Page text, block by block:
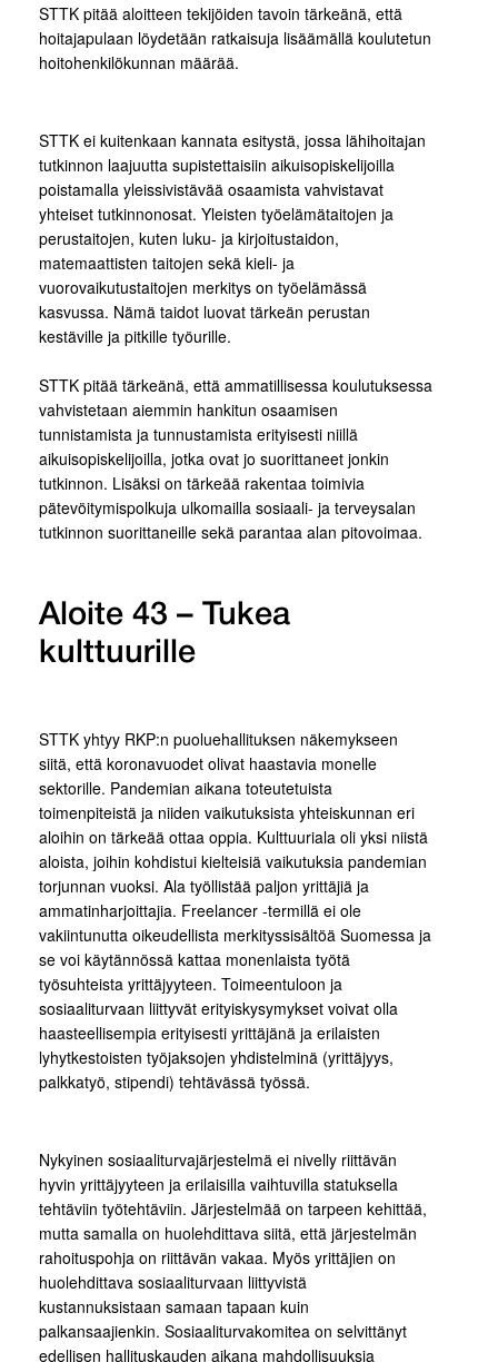
STTK pitää aloitteen tekijöiden tavoin tärkeänä, että
hoitajapulaan löydetään ratkaisuja lisäämällä koulutetun
hoitohenkilökunnan määrää.
STTK ei kuitenkaan kannata esitystä, jossa lähihoitajan
tutkinnon laajuutta supistettaisiin aikuisopiskelijoilla
poistamalla yleissivistävää osaamista vahvistavat
yhteiset tutkinnonosat. Yleisten työelämätaitojen ja
perustaitojen, kuten luku- ja kirjoitustaidon,
matemaattisten taitojen sekä kieli- ja
vuorovaikutustaitojen merkitys on työelämässä
kasvussa. Nämä taidot luovat tärkeän perustan
kestäville ja pitkille työurille.
STTK pitää tärkeänä, että ammatillisessa koulutuksessa
vahvistetaan aiemmin hankitun osaamisen
tunnistamista ja tunnustamista erityisesti niillä
aikuisopiskelijoilla, jotka ovat jo suorittaneet jonkin
tutkinnon. Lisäksi on tärkeää rakentaa toimivia
pätevöitymispolkuja ulkomailla sosiaali- ja terveysalan
tutkinnon suorittaneille sekä parantaa alan pitovoimaa.
Aloite 43 – Tukea
kulttuurille
STTK yhtyy RKP:n puoluehallituksen näkemykseen
siitä, että koronavuodet olivat haastavia monelle
sektorille. Pandemian aikana toteutetuista
toimenpiteistä ja niiden vaikutuksista yhteiskunnan eri
aloihin on tärkeää ottaa oppia. Kulttuuriala oli yksi niistä
aloista, joihin kohdistui kielteisiä vaikutuksia pandemian
torjunnan vuoksi. Ala työllistää paljon yrittäjiä ja
ammatinharjoittajia. Freelancer -termillä ei ole
vakiintunutta oikeudellista merkityssisältöä Suomessa ja
se voi käytännössä kattaa monenlaista työtä
työsuhteista yrittäjyyteen. Toimeentuloon ja
sosiaaliturvaan liittyvät erityiskysymykset voivat olla
haasteellisempia erityisesti yrittäjänä ja erilaisten
lyhytkestoisten työjaksojen yhdistelminä (yrittäjyys,
palkkatyö, stipendi) tehtävässä työssä.
Nykyinen sosiaaliturvajärjestelmä ei nivelly riittävän
hyvin yrittäjyyteen ja erilaisilla vaihtuvilla statuksella
tehtäviin työtehtäviin. Järjestelmää on tarpeen kehittää,
mutta samalla on huolehdittava siitä, että järjestelmän
rahoituspohja on riittävän vakaa. Myös yrittäjien on
huolehdittava sosiaaliturvaan liittyvistä
kustannuksistaan samaan tapaan kuin
palkansaajienkin. Sosiaaliturvakomitea on selvittänyt
edellisen hallituskauden aikana mahdollisuuksia